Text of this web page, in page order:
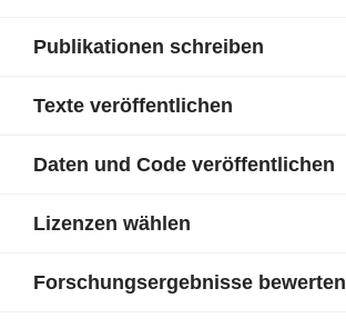
Publikationen schreiben
Texte veröffentlichen
Daten und Code veröffentlichen
Lizenzen wählen
Forschungsergebnisse bewerten